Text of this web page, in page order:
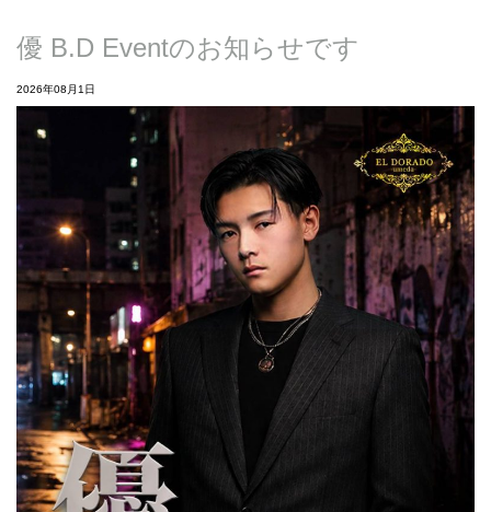
優 B.D Eventのお知らせです
2026年08月1日